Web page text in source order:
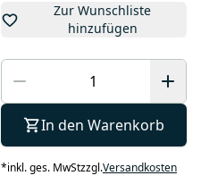
Zur Wunschliste
hinzufügen
In den Warenkorb
*inkl. ges. MwStzzgl.Versandkosten